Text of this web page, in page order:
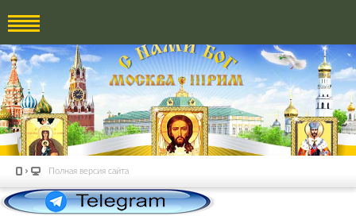
Полная версия сайта